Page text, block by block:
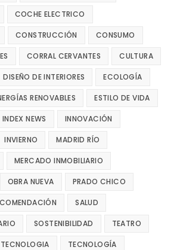
COCHE ELECTRICO
CONSTRUCCIÓN CONSUMO
CORRAL CERVANTES CULTURA
DISEÑO DE INTERIORES ECOLOGÍA
RENOVABLES ESTILO DE VIDA
INDEX NEWS INNOVACIÓN
INVIERNO MADRID RÍO
MERCADO INMOBILIARIO
OBRA NUEVA PRADO CHICO
SALUD
SOSTENIBILIDAD TEATRO
TECNOLOGIA TECNOLOGÍA